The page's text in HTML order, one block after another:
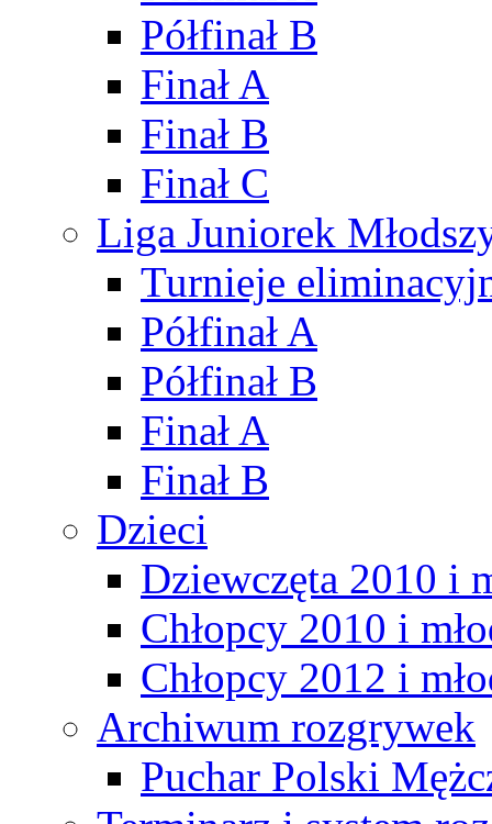
Półfinał B
Finał A
Finał B
Finał C
Liga Juniorek
Turnieje
Półfinał A
Półfinał B
Finał A
Finał B
Dzieci
Dziewczęta 2010 i
Chłopcy 2010 i
Chłopcy 2012 i
Archiwum rozgrywek
Puchar Polski